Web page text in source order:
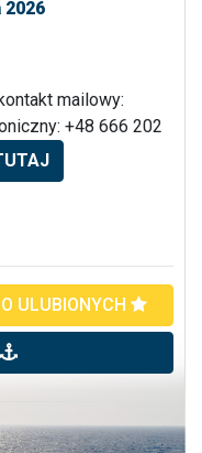
mailowy:
+48 666 202
ULUBIONYCH